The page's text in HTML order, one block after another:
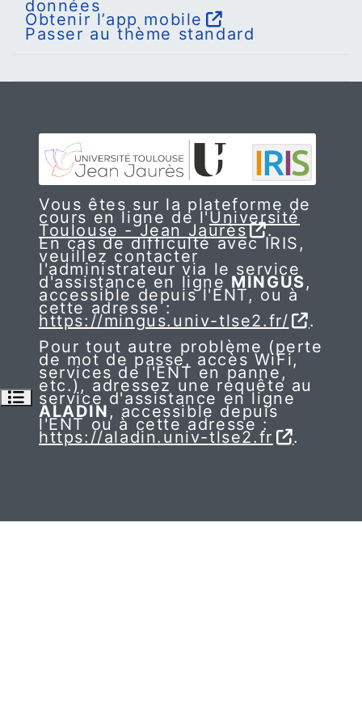
Ouvrir l’index du cours
données
Obtenir l’app mobile
Passer au thème standard
Vous êtes sur la plateforme de
cours en ligne de l'Université
Toulouse - Jean Jaurès .
En cas de difficulté avec IRIS,
veuillez contacter
l'administrateur via le service
d'assistance en ligne MINGUS,
accessible depuis l'ENT, ou à
cette adresse :
https://mingus.univ-tlse2.fr/
.
Pour tout autre problème (perte
de mot de passe, accès WiFi,
services de l'ENT en panne,
etc.), adressez une requête au
service d'assistance en ligne
ALADIN , accessible depuis
l'ENT ou à cette adresse :
https://aladin.univ-tlse2.fr .